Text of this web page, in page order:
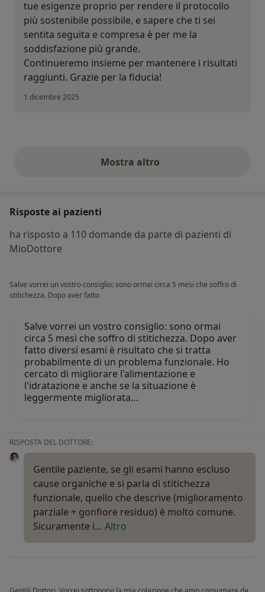
tue esigenze proprio per rendere il protocollo
più sostenibile possibile, e sapere che ti sei
sentita seguita e compresa è per me la
soddisfazione più grande.
Continueremo insieme per mantenere i risultati
raggiunti. Grazie per la fiducia!
1 dicembre 2025
Mostra altroopinioni di cui sopra
Risposte ai pazienti
ha risposto a 110 domande da parte di pazienti di
MioDottore
Salve vorrei un vostro consiglio: sono ormai circa 5 mesi che soffro di
stitichezza. Dopo aver fatto
Salve vorrei un vostro consiglio: sono ormai
circa 5 mesi che soffro di stitichezza. Dopo aver
fatto diversi esami è risultato che si tratta
probabilmente di un problema funzionale. Ho
cercato di migliorare l'alimentazione e
l'idratazione e anche se la situazione è
leggermente migliorata…
RISPOSTA DEL DOTTORE:
Gentile paziente, se gli esami hanno escluso
cause organiche e si parla di stitichezza
funzionale, quello che descrive (miglioramento
parziale + gonfiore residuo) è molto comune.
Sicuramente i… Altro